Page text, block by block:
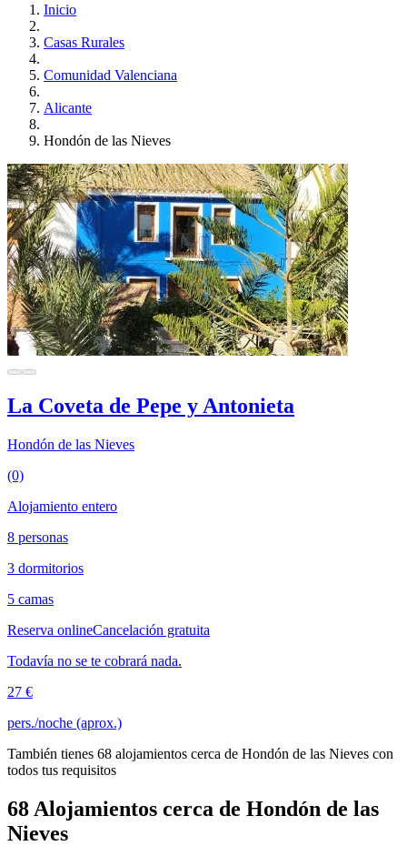
Inicio
Casas Rurales
Comunidad Valenciana
Alicante
Hondón de las Nieves
La Coveta de Pepe y Antonieta
Hondón de las Nieves
(0)
Alojamiento entero
8 personas
3 dormitorios
5 camas
Reserva onlineCancelación gratuita
Todavía no se te cobrará nada.
27 €
pers./noche (aprox.)
También tienes 68 alojamientos cerca de Hondón de las Nieves con
todos tus requisitos
68 Alojamientos cerca de Hondón de las
Nieves